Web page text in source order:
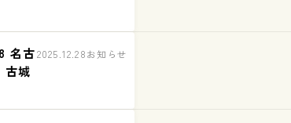
名古
古城
2025.12.28お知らせ